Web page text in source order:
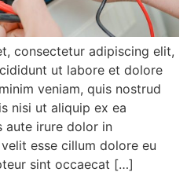
consectetur adipiscing elit,
ut labore et dolore
veniam, quis nostrud
nisi ut aliquip ex ea
aute irure dolor in
esse cillum dolore eu
sint occaecat […]